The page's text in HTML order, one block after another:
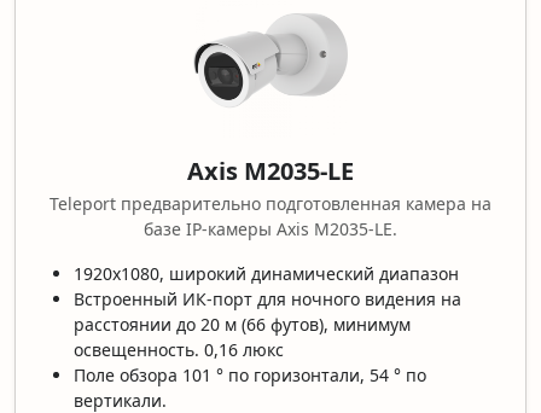
Axis M2035-LE
Teleport предварительно подготовленная камера на
базе IP-камеры Axis M2035-LE.
1920x1080, широкий динамический диапазон
Встроенный ИК-порт для ночного видения на
расстоянии до 20 м (66 футов), минимум
освещенность. 0,16 люкс
Поле обзора 101 ° по горизонтали, 54 ° по
вертикали.